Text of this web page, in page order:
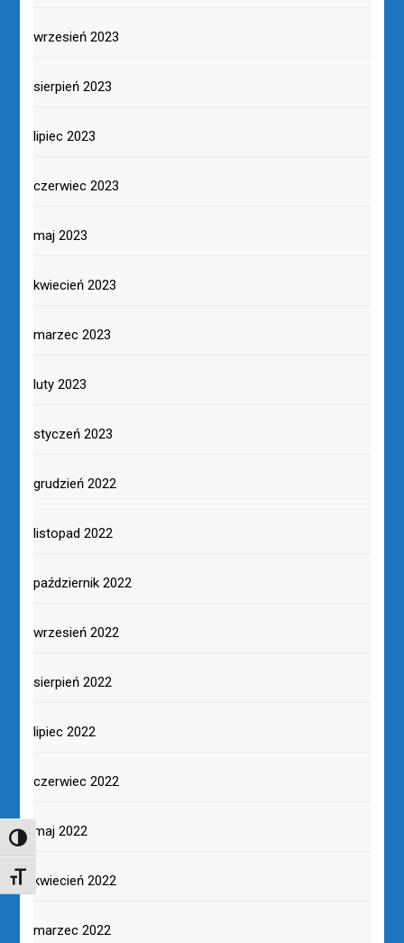
TOGGLE HIGH CONTRAST
TOGGLE FONT SIZE
wrzesień 2023
sierpień 2023
lipiec 2023
czerwiec 2023
maj 2023
kwiecień 2023
marzec 2023
luty 2023
styczeń 2023
grudzień 2022
listopad 2022
październik 2022
wrzesień 2022
sierpień 2022
lipiec 2022
czerwiec 2022
maj 2022
kwiecień 2022
marzec 2022